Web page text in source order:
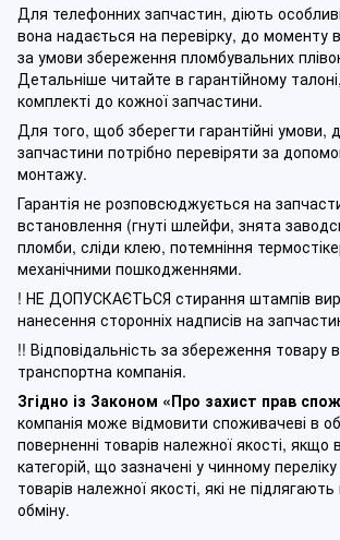
Для телефонних запчастин, діють
вона надається на перевірку, до моменту
за умови збереження пломбувальних
Детальніше читайте в гарантійному
комплекті до кожної запчастини.
Для того, щоб зберегти гарантійні умови,
запчастини потрібно перевіряти за
монтажу.
Гарантія не розповсюджується на
встановлення (гнуті шлейфи, знята
пломби, сліди клею, потемніння
механічними пошкодженнями.
! НЕ ДОПУСКАЄТЬСЯ стирання штампів
нанесення сторонніх надписів на
!! Відповідальність за збереження товару
транспортна компанія.
Згідно із Законом «Про захист прав
компанія може відмовити споживачеві в
поверненні товарів належної якості,
категорій, що зазначені у чинному п
товарів належної якості, які не
обміну.